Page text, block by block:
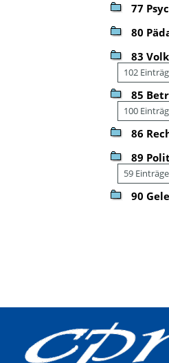
77
80
83
102
85
100
86
89
59 Einträge
90